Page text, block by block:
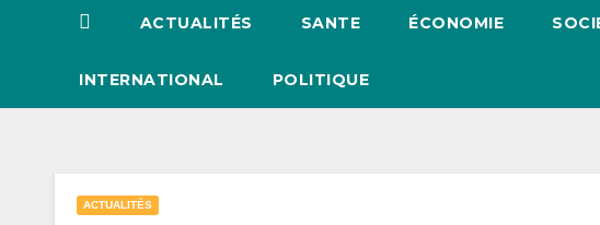
ACTUALITÉS SANTE ÉCONOMIE
INTERNATIONAL POLITIQUE
ACTUALITÉS